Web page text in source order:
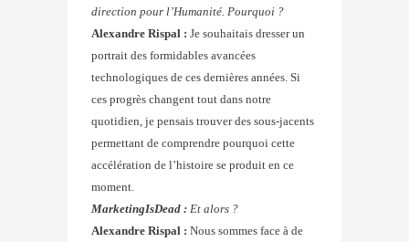
direction pour l’Humanité. Pourquoi ?
Alexandre Rispal : Je souhaitais dresser un
portrait des formidables avancées
technologiques de ces dernières années. Si
ces progrès changent tout dans notre
quotidien, je pensais trouver des sous-jacents
permettant de comprendre pourquoi cette
accélération de l’histoire se produit en ce
moment.
MarketingIsDead : Et alors ?
Alexandre Rispal : Nous sommes face à de